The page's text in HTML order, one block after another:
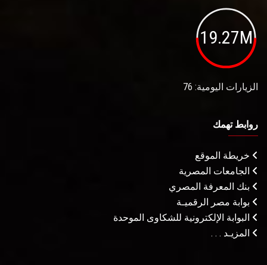
19.27M
الزيارات اليومية: 76
روابط تهمك
خريطة الموقع
الجامعات المصرية
بنك المعرفة المصري
بوابة مصر الرقميـة
البوابة الإلكترونية للشكاوى الموحدة
المزيـد . . .